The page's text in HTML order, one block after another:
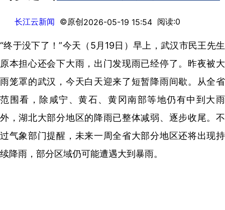
长江云新闻 ©原创2026-05-19 15:54 阅读:0
“终于没下了！”今天（5月19日）早上，武汉市民王先生
原本担心还会下大雨，出门发现雨已经停了。昨夜被大
雨笼罩的武汉，今天白天迎来了短暂降雨间歇。从全省
范围看，除咸宁、黄石、黄冈南部等地仍有中到大雨
外，湖北大部分地区的降雨已整体减弱、逐步收尾。不
过气象部门提醒，未来一周全省大部分地区还将出现持
续降雨，部分区域仍可能遭遇大到暴雨。